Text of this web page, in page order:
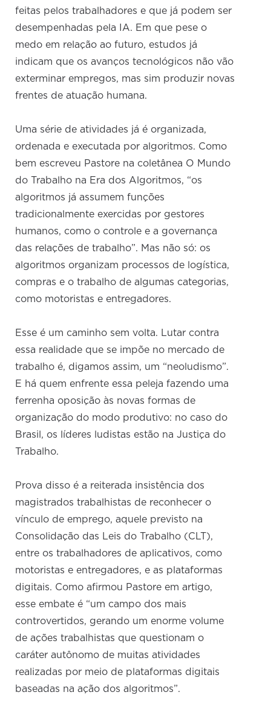
feitas pelos trabalhadores e que já podem ser
desempenhadas pela IA. Em que pese o
medo em relação ao futuro, estudos já
indicam que os avanços tecnológicos não vão
exterminar empregos, mas sim produzir novas
frentes de atuação humana.
Uma série de atividades já é organizada,
ordenada e executada por algoritmos. Como
bem escreveu Pastore na coletânea O Mundo
do Trabalho na Era dos Algoritmos, “os
algoritmos já assumem funções
tradicionalmente exercidas por gestores
humanos, como o controle e a governança
das relações de trabalho”. Mas não só: os
algoritmos organizam processos de logística,
compras e o trabalho de algumas categorias,
como motoristas e entregadores.
Esse é um caminho sem volta. Lutar contra
essa realidade que se impõe no mercado de
trabalho é, digamos assim, um “neoludismo”.
E há quem enfrente essa peleja fazendo uma
ferrenha oposição às novas formas de
organização do modo produtivo: no caso do
Brasil, os líderes ludistas estão na Justiça do
Trabalho.
Prova disso é a reiterada insistência dos
magistrados trabalhistas de reconhecer o
vínculo de emprego, aquele previsto na
Consolidação das Leis do Trabalho (CLT),
entre os trabalhadores de aplicativos, como
motoristas e entregadores, e as plataformas
digitais. Como afirmou Pastore em artigo,
esse embate é “um campo dos mais
controvertidos, gerando um enorme volume
de ações trabalhistas que questionam o
caráter autônomo de muitas atividades
realizadas por meio de plataformas digitais
baseadas na ação dos algoritmos”.